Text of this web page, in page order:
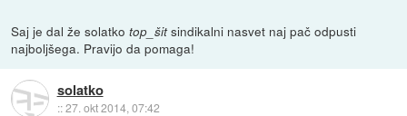
Saj je dal že solatkotop_šitsindikalni nasvet naj pač odpusti
najboljšega. Pravijo da pomaga!
solatko
::27. okt 2014, 07:42